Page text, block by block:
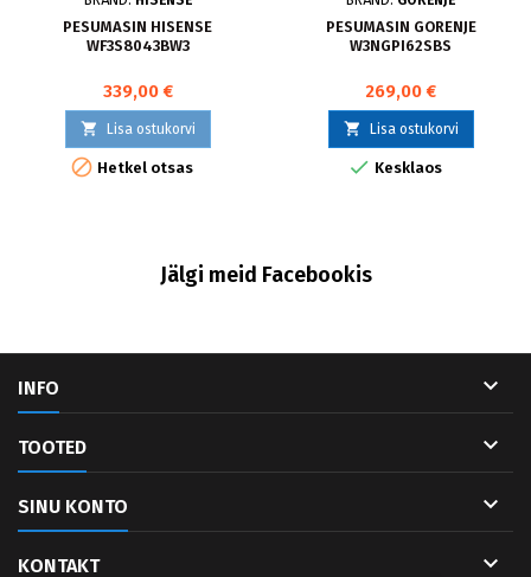
PESUMASIN HISENSE
WF3S8043BW3
339,00 €
 Lisa ostukorvi
 Hetkel otsas
PESUMASIN GORENJE
W3NGPI62SBS
269,00 €
 Lisa ostukorvi
 Kesklaos
Jälgi meid Facebookis
INFO 
TOOTED 
SINU KONTO 
KONTAKT 